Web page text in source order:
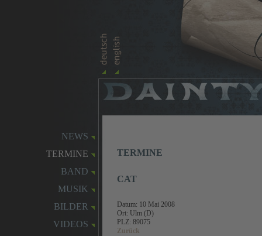
TERMINE
CAT
Datum: 10 Mai 2008
Ort: Ulm (D)
PLZ: 89075
Zurück
NEWS
TERMINE
BAND
MUSIK
BILDER
VIDEOS